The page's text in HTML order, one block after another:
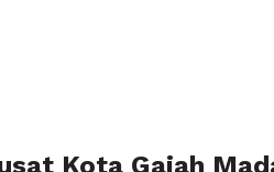
Kota Gajah